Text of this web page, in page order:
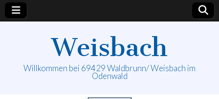
Weisbach
Willkommen bei 69429 Waldbrunn/ Weisbach im
Odenwald